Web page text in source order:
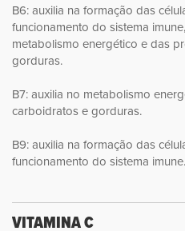
B6: auxilia na formação das
funcionamento do sistema
metabolismo energético e das
gorduras.
B7: auxilia no metabolismo
carboidratos e gorduras.
B9: auxilia na formação das
funcionamento do sistema imune.
VITAMINA C